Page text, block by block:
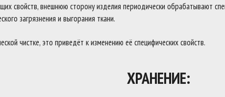
свойств, внешнюю сторону изделия периодически обрабатывают
загрязнения и выгорания ткани.
чистке, это приведёт к изменению её специфических свойств.
ХРАНЕНИЕ: